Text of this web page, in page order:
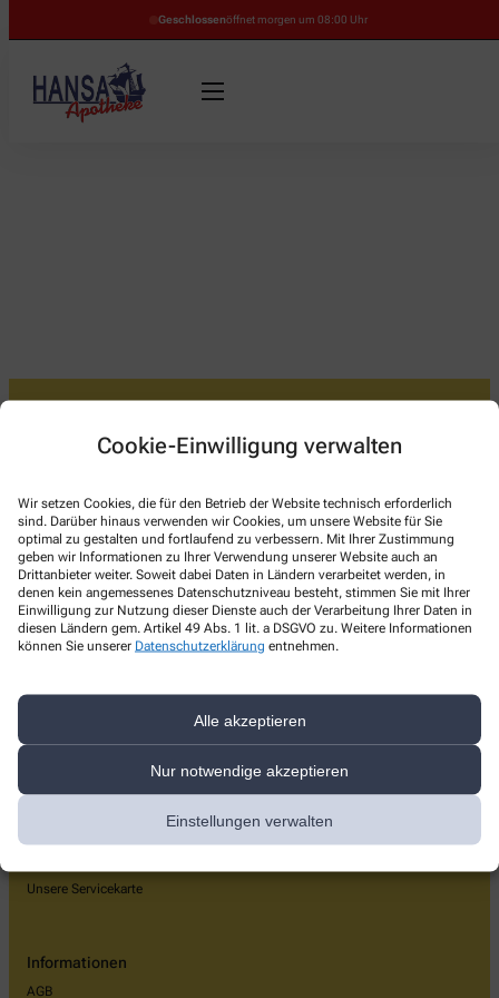
Cookie-Einwilligung verwalten
Wir setzen Cookies, die für den Betrieb der Website technisch erforderlich
sind. Darüber hinaus verwenden wir Cookies, um unsere Website für Sie
optimal zu gestalten und fortlaufend zu verbessern. Mit Ihrer Zustimmung
geben wir Informationen zu Ihrer Verwendung unserer Website auch an
Drittanbieter weiter. Soweit dabei Daten in Ländern verarbeitet werden, in
denen kein angemessenes Datenschutzniveau besteht, stimmen Sie mit Ihrer
Einwilligung zur Nutzung dieser Dienste auch der Verarbeitung Ihrer Daten in
diesen Ländern gem. Artikel 49 Abs. 1 lit. a DSGVO zu. Weitere Informationen
können Sie unserer Datenschutzerklärung entnehmen.
Alle akzeptieren
Nur notwendige akzeptieren
Einstellungen verwalten
Geschlossenöffnet morgen um 08:00 Uhr
Hansa-Apotheke
Morgenstr. 1,59423 Unna
+49-2303/15 10 5
+49-2303/23 20 5
info@hansa-apotheke-unna.de
Unsere Servicekarte
Informationen
AGB